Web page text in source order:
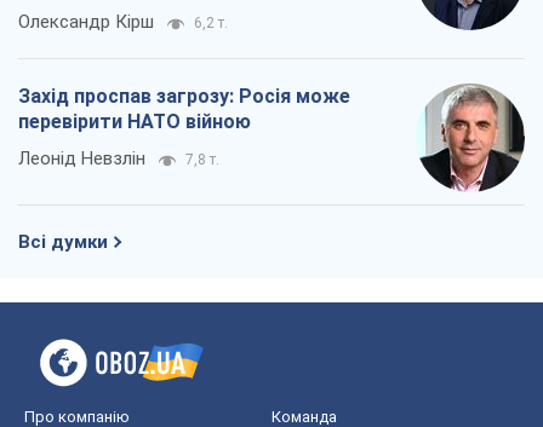
Олександр Кірш 6,2 т.
Захід проспав загрозу: Росія може
перевірити НАТО війною
Леонід Невзлін 7,8 т.
Всі думки
Про компанію Команда